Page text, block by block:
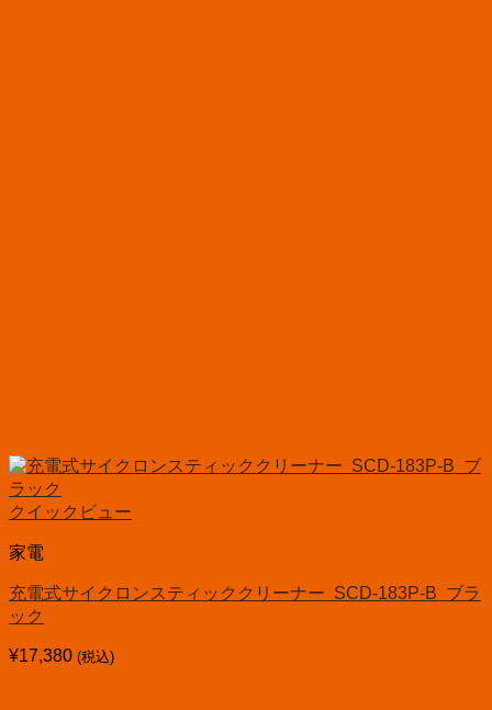
クイックビュー
家電
充電式サイクロンスティッククリーナー SCD-183P-B ブラ
ック
¥17,380 (税込)